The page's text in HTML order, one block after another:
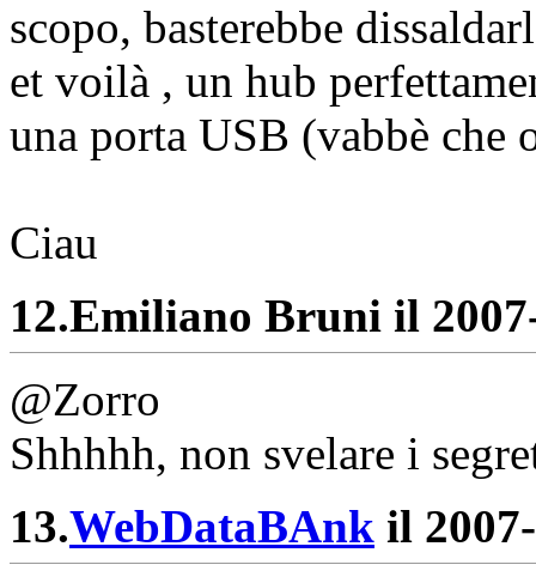
scopo, basterebbe
et voilà , un hub
una porta USB (vabbè che
Ciau
12.Emiliano Bruni il
@Zorro
Shhhhh, non svelare i
13.WebDataBAnk il